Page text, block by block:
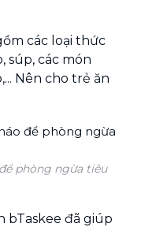
các loại thức
súp, các món
Nên cho trẻ ăn
phòng ngừa tiêu
bTaskee đã giúp